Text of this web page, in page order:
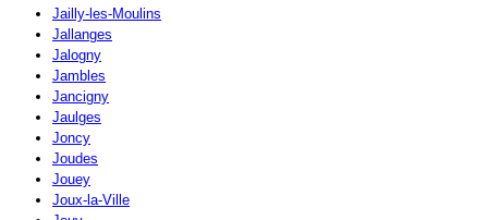
Jailly-les-Moulins
Jallanges
Jalogny
Jambles
Jancigny
Jaulges
Joncy
Joudes
Jouey
Joux-la-Ville